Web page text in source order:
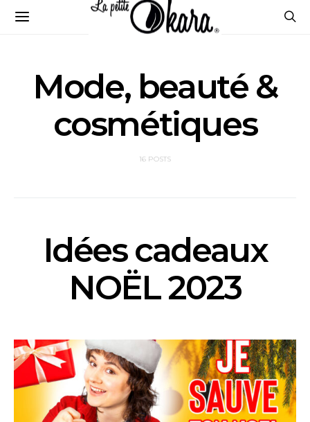
Mode, beauté &
cosmétiques
16 POSTS
Idées cadeaux
NOËL 2023